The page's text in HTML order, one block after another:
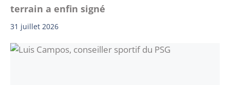
terrain a enfin signé
31 juillet 2026